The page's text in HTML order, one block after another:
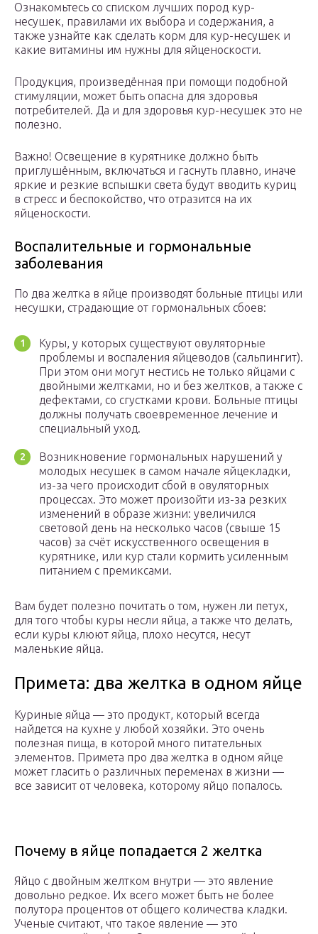
Ознакомьтесь со списком лучших пород кур-
несушек, правилами их выбора и содержания, а
также узнайте как сделать корм для кур-несушек и
какие витамины им нужны для яйценоскости.
Продукция, произведённая при помощи подобной
стимуляции, может быть опасна для здоровья
потребителей. Да и для здоровья кур-несушек это не
полезно.
Важно! Освещение в курятнике должно быть
приглушённым, включаться и гаснуть плавно, иначе
яркие и резкие вспышки света будут вводить куриц
в стресс и беспокойство, что отразится на их
яйценоскости.
Воспалительные и гормональные
заболевания
По два желтка в яйце производят больные птицы или
несушки, страдающие от гормональных сбоев:
Куры, у которых существуют овуляторные
проблемы и воспаления яйцеводов (сальпингит).
При этом они могут нестись не только яйцами с
двойными желтками, но и без желтков, а также с
дефектами, со сгустками крови. Больные птицы
должны получать своевременное лечение и
специальный уход.
Возникновение гормональных нарушений у
молодых несушек в самом начале яйцекладки,
из-за чего происходит сбой в овуляторных
процессах. Это может произойти из-за резких
изменений в образе жизни: увеличился
световой день на несколько часов (свыше 15
часов) за счёт искусственного освещения в
курятнике, или кур стали кормить усиленным
питанием с премиксами.
Вам будет полезно почитать о том, нужен ли петух,
для того чтобы куры несли яйца, а также что делать,
если куры клюют яйца, плохо несутся, несут
маленькие яйца.
Примета: два желтка в одном яйце
Куриные яйца — это продукт, который всегда
найдется на кухне у любой хозяйки. Это очень
полезная пища, в которой много питательных
элементов. Примета про два желтка в одном яйце
может гласить о различных переменах в жизни —
все зависит от человека, которому яйцо попалось.
Почему в яйце попадается 2 желтка
Яйцо с двойным желтком внутри — это явление
довольно редкое. Их всего может быть не более
полутора процентов от общего количества кладки.
Ученые считают, что такое явление — это